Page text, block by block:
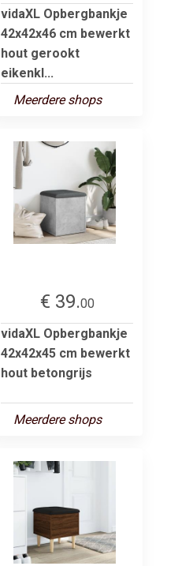
vidaXL Opbergbankje
42x42x46 cm bewerkt
hout gerookt
eikenkl...
Meerdere shops
€ 39.00
vidaXL Opbergbankje
42x42x45 cm bewerkt
hout betongrijs
Meerdere shops